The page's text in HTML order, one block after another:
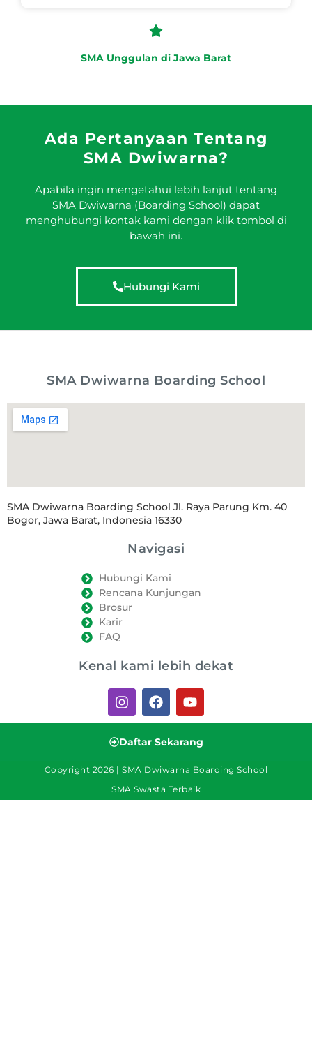
SMA Unggulan di Jawa Barat
Ada Pertanyaan Tentang
SMA Dwiwarna?
Apabila ingin mengetahui lebih lanjut tentang
SMA Dwiwarna (Boarding School) dapat
menghubungi kontak kami dengan klik tombol di
bawah ini.
Hubungi Kami
SMA Dwiwarna Boarding School
SMA Dwiwarna Boarding School Jl. Raya Parung Km. 40
Bogor, Jawa Barat, Indonesia 16330
Navigasi
Hubungi Kami
Rencana Kunjungan
Brosur
Karir
FAQ
Kenal kami lebih dekat
Daftar Sekarang
Copyright 2026 | SMA Dwiwarna Boarding School
SMA Swasta Terbaik